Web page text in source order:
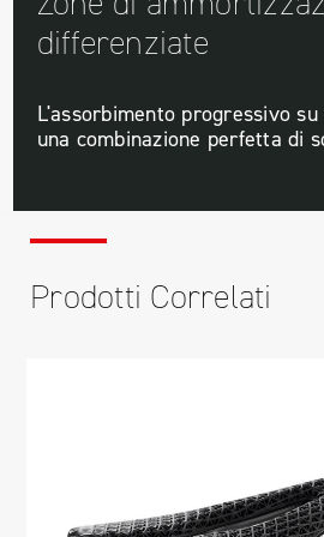
differenziate
L'assorbimento progressivo
una combinazione perfetta di
Prodotti Correlati